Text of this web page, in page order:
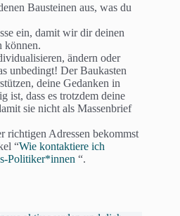
Bausteinen aus, was du
ein, damit wir dir deinen
können.
ändern oder
unbedingt! Der Baukasten
deine Gedanken in
ist, dass es trotzdem deine
sie nicht als Massenbrief
richtigen Adressen bekommst
“Wie kontaktiere ich
Politiker*innen “.